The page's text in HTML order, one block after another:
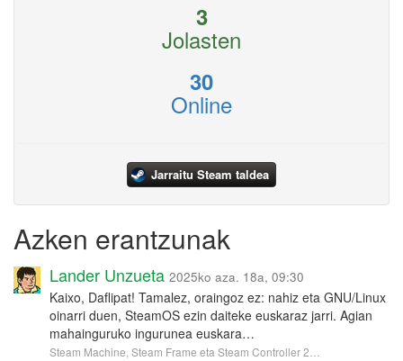
3
Jolasten
30
Online
Jarraitu Steam taldea
Azken erantzunak
Lander Unzueta 2025ko aza. 18a, 09:30
Kaixo, Daflipat! Tamalez, oraingoz ez: nahiz eta GNU/Linux
oinarri duen, SteamOS ezin daiteke euskaraz jarri. Agian
mahainguruko ingurunea euskara…
Steam Machine, Steam Frame eta Steam Controller 2…